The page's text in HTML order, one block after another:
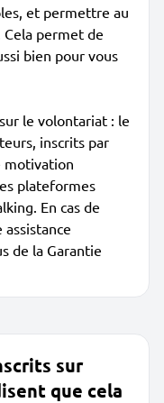
et permettre au
permet de
bien pour vous
le volontariat : le
inscrits par
motivation
plateformes
En cas de
de la Garantie
sur
que cela